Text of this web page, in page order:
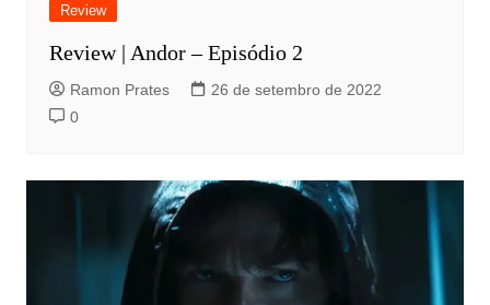
Review
Review | Andor – Episódio 2
Ramon Prates
26 de setembro de 2022
0